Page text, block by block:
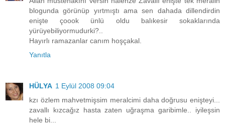
blogunda görünüp yırtmıştı ama sen dahada dillendirdin
enişte çoook ünlü oldu balıkesir sokaklarında
yürüyebiliyormudurki?..
Hayırlı ramazanlar canım hoşçakal.
Yanıtla
HÜLYA 1 Eylül 2008 09:04
kzı özlem mahvetmişsim meralcimi daha doğrusu enişteyi...
zavallı kızcağız hasta zaten uğraşma garibimle.. iyileşsin
hele bi...